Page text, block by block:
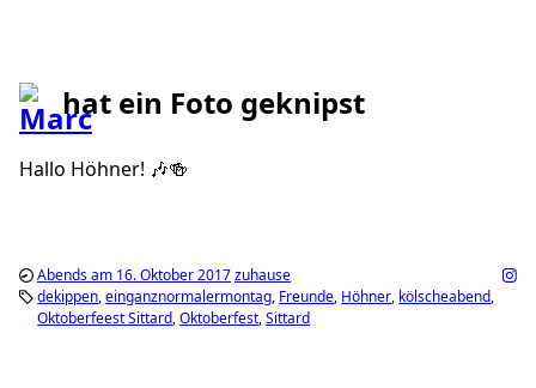
hat ein Foto geknipst
Hallo Höhner! 🎶🍻
Abends am 16. Oktober 2017zuhause
dekippen einganznormalermontag Freunde Höhner kölscheabend
Oktoberfeest Sittard Oktoberfest Sittard